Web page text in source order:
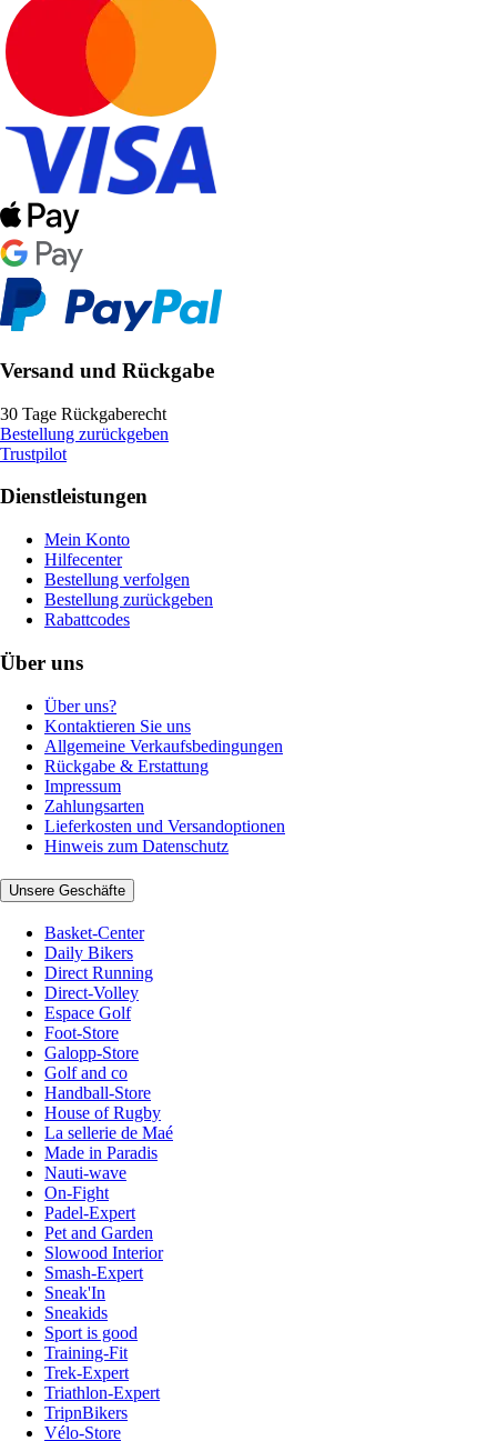
Versand und Rückgabe
30 Tage Rückgaberecht
Bestellung zurückgeben
Trustpilot
Dienstleistungen
Mein Konto
Hilfecenter
Bestellung verfolgen
Bestellung zurückgeben
Rabattcodes
Über uns
Über uns?
Kontaktieren Sie uns
Allgemeine Verkaufsbedingungen
Rückgabe & Erstattung
Impressum
Zahlungsarten
Lieferkosten und Versandoptionen
Hinweis zum Datenschutz
Unsere Geschäfte
Basket-Center
Daily Bikers
Direct Running
Direct-Volley
Espace Golf
Foot-Store
Galopp-Store
Golf and co
Handball-Store
House of Rugby
La sellerie de Maé
Made in Paradis
Nauti-wave
On-Fight
Padel-Expert
Pet and Garden
Slowood Interior
Smash-Expert
Sneak'In
Sneakids
Sport is good
Training-Fit
Trek-Expert
Triathlon-Expert
TripnBikers
Vélo-Store